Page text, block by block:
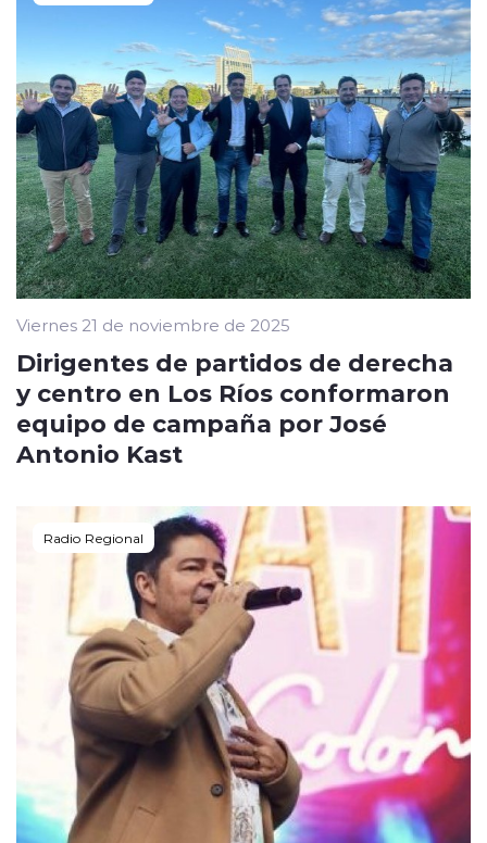
Viernes 21 de noviembre de 2025
Dirigentes de partidos de derecha
y centro en Los Ríos conformaron
equipo de campaña por José
Antonio Kast
Radio Regional